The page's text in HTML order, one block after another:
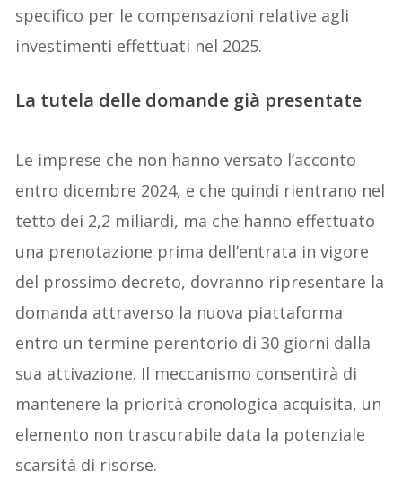
specifico per le compensazioni relative agli
investimenti effettuati nel 2025.
La tutela delle domande già presentate
Le imprese che non hanno versato l’acconto
entro dicembre 2024, e che quindi rientrano nel
tetto dei 2,2 miliardi, ma che hanno effettuato
una prenotazione prima dell’entrata in vigore
del prossimo decreto, dovranno ripresentare la
domanda attraverso la nuova piattaforma
entro un termine perentorio di 30 giorni dalla
sua attivazione. Il meccanismo consentirà di
mantenere la priorità cronologica acquisita, un
elemento non trascurabile data la potenziale
scarsità di risorse.